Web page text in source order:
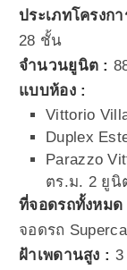
ประเภทโครงกา
28 ชั้น
จำนวนยูนิต :
แบบห้อง :
Vittorio
Duplex
Parazzo
ตร.ม. 2 ยูนิ
ที่จอดรถทั้งหมด
จอดรถ
ฝ้าเพดานสูง : 3